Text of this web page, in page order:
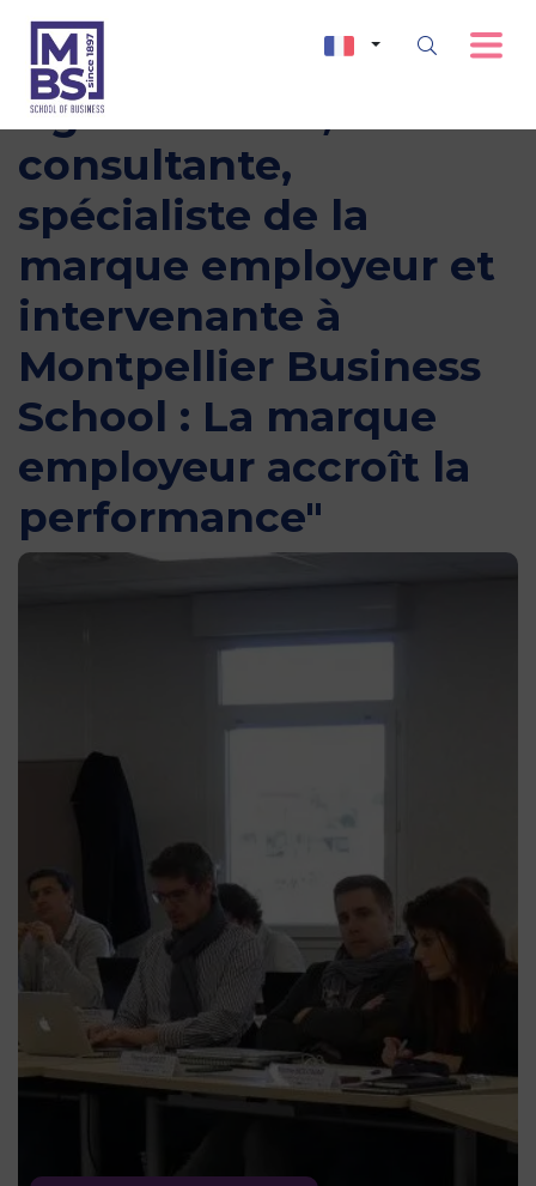
Agnès Duroni,
consultante,
spécialiste de la
marque employeur et
intervenante à
Montpellier Business
School : La marque
employeur accroît la
performance"